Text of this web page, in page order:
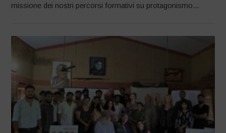
missione dei nostri percorsi formativi su protagonismo...